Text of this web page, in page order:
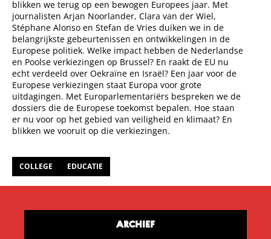
blikken we terug op een bewogen Europees jaar. Met
journalisten Arjan Noorlander, Clara van der Wiel,
Stéphane Alonso en Stefan de Vries duiken we in de
belangrijkste gebeurtenissen en ontwikkelingen in de
Europese politiek. Welke impact hebben de Nederlandse
en Poolse verkiezingen op Brussel? En raakt de EU nu
echt verdeeld over Oekraïne en Israël? Een jaar voor de
Europese verkiezingen staat Europa voor grote
uitdagingen. Met Europarlementariërs bespreken we de
dossiers die de Europese toekomst bepalen. Hoe staan
er nu voor op het gebied van veiligheid en klimaat? En
blikken we vooruit op die verkiezingen.
COLLEGE EDUCATIE
ARCHIEF